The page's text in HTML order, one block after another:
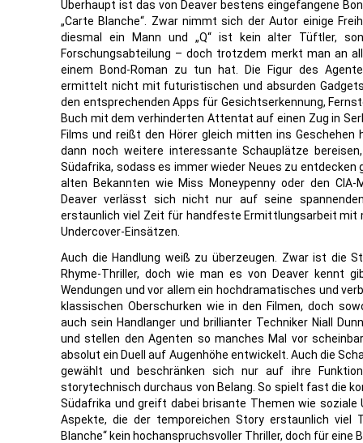
Überhaupt ist das von Deaver bestens eingefangene
„Carte Blanche“. Zwar nimmt sich der Autor einige
diesmal ein Mann und „Q“ ist kein alter Tüftler,
Forschungsabteilung – doch trotzdem merkt man an
einem Bond-Roman zu tun hat. Die Figur des
ermittelt nicht mit futuristischen und absurden
den entsprechenden Apps für Gesichtserkennung,
Buch mit dem verhinderten Attentat auf einen Zug in
Films und reißt den Hörer gleich mitten ins Geschehen
dann noch weitere interessante Schauplätze
Südafrika, sodass es immer wieder Neues zu entdecken
alten Bekannten wie Miss Moneypenny oder den CIA-
Deaver verlässt sich nicht nur auf seine
erstaunlich viel Zeit für handfeste Ermittlungsarbeit mit
Undercover-Einsätzen.
Auch die Handlung weiß zu überzeugen. Zwar ist die
Rhyme-Thriller, doch wie man es von Deaver kennt
Wendungen und vor allem ein hochdramatisches und
klassischen Oberschurken wie in den Filmen, doch
auch sein Handlanger und brillianter Techniker Niall
und stellen den Agenten so manches Mal vor
absolut ein Duell auf Augenhöhe entwickelt. Auch die
gewählt und beschränken sich nur auf ihre
storytechnisch durchaus von Belang. So spielt fast die
Südafrika und greift dabei brisante Themen wie
Aspekte, die der temporeichen Story erstaunlich viel
Blanche“ kein hochanspruchsvoller Thriller, doch für